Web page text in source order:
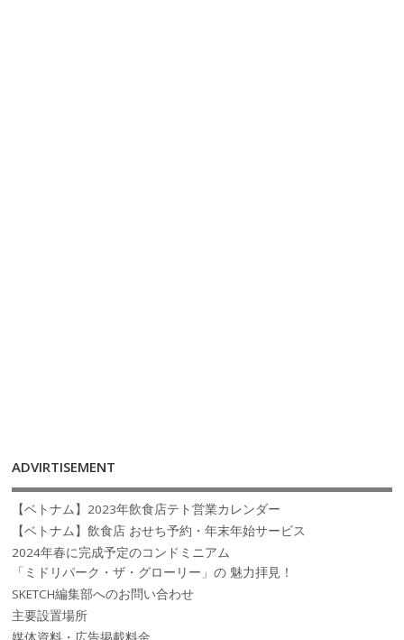
ADVIRTISEMENT
【ベトナム】2023年飲食店テト営業カレンダー
【ベトナム】飲食店 おせち予約・年末年始サービス
2024年春に完成予定のコンドミニアム
「ミドリパーク・ザ・グローリー」の 魅力拝見！
SKETCH編集部へのお問い合わせ
主要設置場所